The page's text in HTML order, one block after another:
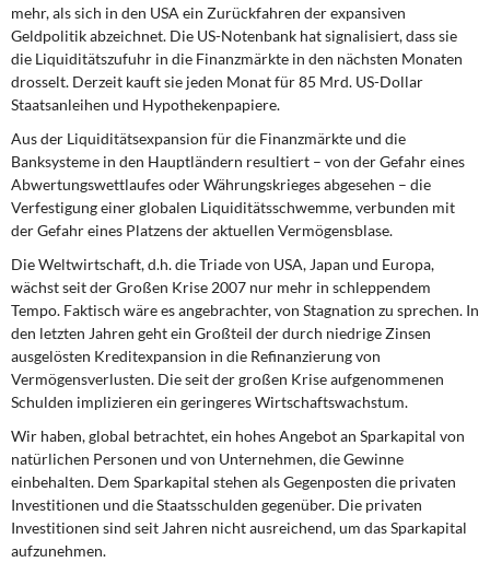
mehr, als sich in den USA ein Zurückfahren der expansiven
Geldpolitik abzeichnet. Die US-Notenbank hat signalisiert, dass sie
die Liquiditätszufuhr in die Finanzmärkte in den nächsten Monaten
drosselt. Derzeit kauft sie jeden Monat für 85 Mrd. US-Dollar
Staatsanleihen und Hypothekenpapiere.
Aus der Liquiditätsexpansion für die Finanzmärkte und die
Banksysteme in den Hauptländern resultiert – von der Gefahr eines
Abwertungswettlaufes oder Währungskrieges abgesehen – die
Verfestigung einer globalen Liquiditätsschwemme, verbunden mit
der Gefahr eines Platzens der aktuellen Vermögensblase.
Die Weltwirtschaft, d.h. die Triade von USA, Japan und Europa,
wächst seit der Großen Krise 2007 nur mehr in schleppendem
Tempo. Faktisch wäre es angebrachter, von Stagnation zu sprechen. In
den letzten Jahren geht ein Großteil der durch niedrige Zinsen
ausgelösten Kreditexpansion in die Refinanzierung von
Vermögensverlusten. Die seit der großen Krise aufgenommenen
Schulden implizieren ein geringeres Wirtschaftswachstum.
Wir haben, global betrachtet, ein hohes Angebot an Sparkapital von
natürlichen Personen und von Unternehmen, die Gewinne
einbehalten. Dem Sparkapital stehen als Gegenposten die privaten
Investitionen und die Staatsschulden gegenüber. Die privaten
Investitionen sind seit Jahren nicht ausreichend, um das Sparkapital
aufzunehmen.